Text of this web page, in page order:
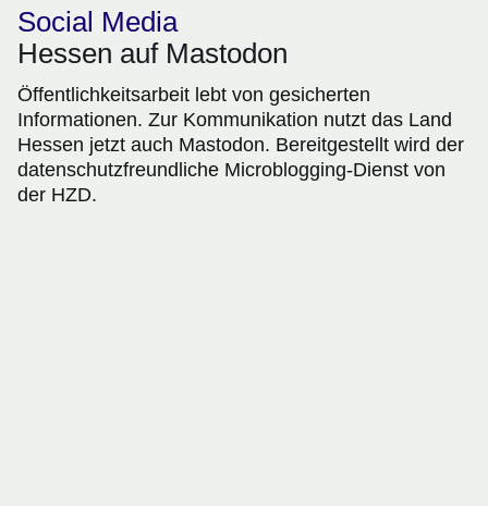
Social Media
Hessen auf Mastodon
Öffentlichkeitsarbeit lebt von gesicherten
Informationen. Zur Kommunikation nutzt das Land
Hessen jetzt auch Mastodon. Bereitgestellt wird der
datenschutzfreundliche Microblogging-Dienst von
der HZD.